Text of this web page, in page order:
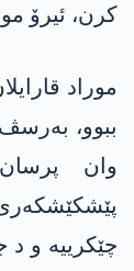
کرن، ئیرۆ
موراد
ببوو،
چێکرییە و د